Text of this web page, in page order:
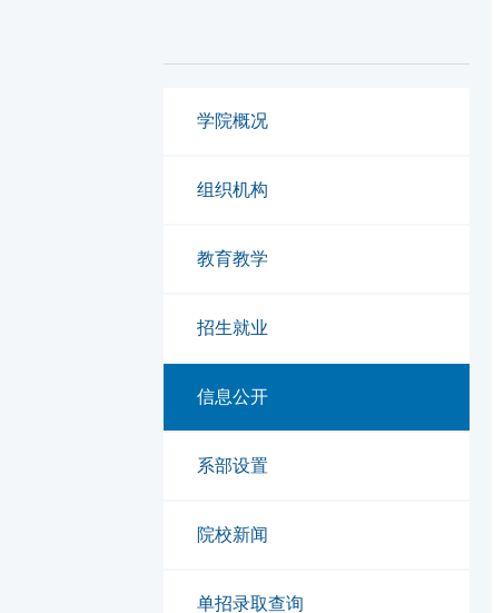
学院概况
组织机构
教育教学
招生就业
信息公开
系部设置
院校新闻
单招录取查询